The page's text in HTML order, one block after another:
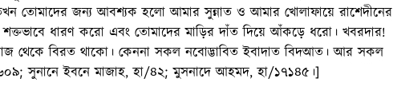
তোমাদের জন্য আবশ্যক হলো আমার সুন্নাত ও আমার খোলাফায়ে রাশেদীনের
শক্তভাবে ধারণ করো এবং তোমাদের মাড়ির দাঁত দিয়ে আঁকড়ে ধরো। খবরদার!
থেকে বিরত থাকো। কেননা সকল নবোদ্ভাবিত ইবাদাত বিদআত। আর সকল
সুনানে ইবনে মাজাহ, হা/৪২; মুসনাদে আহমদ, হা/১৭১৪৫।]